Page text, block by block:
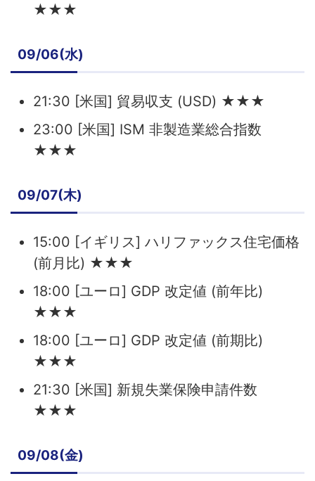
★★★
09/06(水)
21:30 [米国] 貿易収支 (USD) ★★★
23:00 [米国] ISM 非製造業総合指数
★★★
09/07(木)
15:00 [イギリス] ハリファックス住宅価格
(前月比) ★★★
18:00 [ユーロ] GDP 改定値 (前年比)
★★★
18:00 [ユーロ] GDP 改定値 (前期比)
★★★
21:30 [米国] 新規失業保険申請件数
★★★
09/08(金)